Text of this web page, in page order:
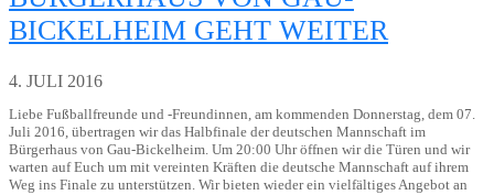
BICKELHEIM GEHT WEITER
4. JULI 2016
Liebe Fußballfreunde und -Freundinnen, am kommenden Donnerstag, dem 07.
Juli 2016, übertragen wir das Halbfinale der deutschen Mannschaft im
Bürgerhaus von Gau-Bickelheim. Um 20:00 Uhr öffnen wir die Türen und wir
warten auf Euch um mit vereinten Kräften die deutsche Mannschaft auf ihrem
Weg ins Finale zu unterstützen. Wir bieten wieder ein vielfältiges Angebot an